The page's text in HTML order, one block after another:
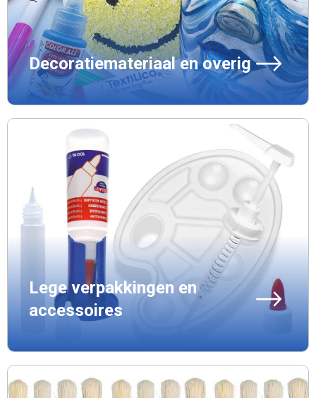
Decoratiemateriaal en overig
Lege verpakkingen en
accessoires